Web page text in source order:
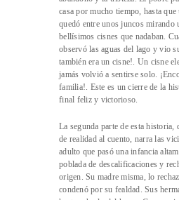
casa por mucho tiempo, hasta
quedó entre unos juncos mirando
bellísimos cisnes que nadaban.
observó las aguas del lago y vio
también era un cisne!. Un cisne
jamás volvió a sentirse solo.
familia!. Este es un cierre de la
final feliz y victorioso.
La segunda parte de esta historia,
de realidad al cuento, narra las
adulto que pasó una infancia
poblada de descalificaciones y
origen. Su madre misma, lo
condenó por su fealdad. Sus